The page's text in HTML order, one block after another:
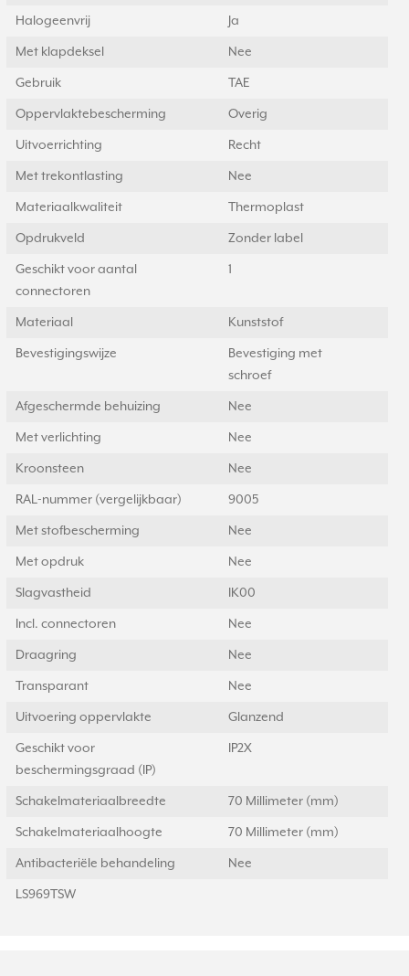
Halogeenvrij Ja
Met klapdeksel Nee
Gebruik TAE
Oppervlaktebescherming Overig
Uitvoerrichting Recht
Met trekontlasting Nee
Materiaalkwaliteit Thermoplast
Opdrukveld Zonder label
Geschikt voor aantal
connectoren
1
Materiaal Kunststof
Bevestigingswijze
Bevestiging met
schroef
Afgeschermde behuizing Nee
Met verlichting Nee
Kroonsteen Nee
RAL-nummer (vergelijkbaar) 9005
Met stofbescherming Nee
Met opdruk Nee
Slagvastheid IK00
Incl. connectoren Nee
Draagring Nee
Transparant Nee
Uitvoering oppervlakte Glanzend
Geschikt voor
beschermingsgraad (IP)
IP2X
Schakelmateriaalbreedte 70 Millimeter (mm)
Schakelmateriaalhoogte 70 Millimeter (mm)
Antibacteriële behandeling Nee
LS969TSW